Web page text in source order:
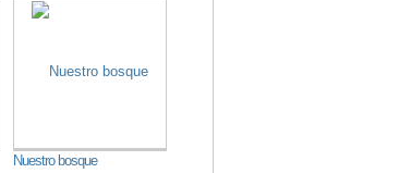
Nuestro bosque